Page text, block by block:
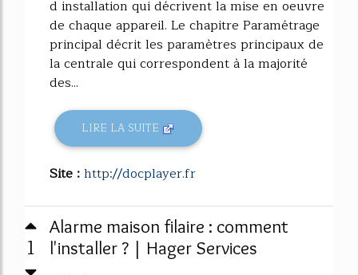
d installation qui décrivent la mise en oeuvre
de chaque appareil. Le chapitre Paramétrage
principal décrit les paramètres principaux de
la centrale qui correspondent à la majorité
des...
LIRE LA SUITE
Site :http://docplayer.fr
1
Alarme maison filaire : comment
l'installer ? | Hager Services